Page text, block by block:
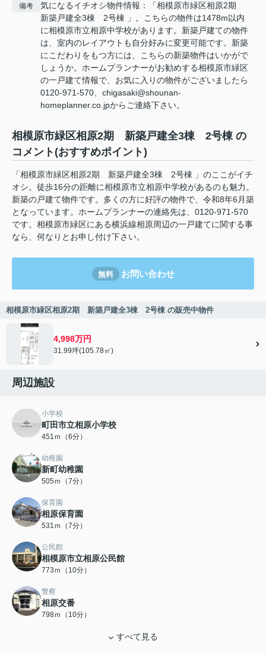
備考
気になるイチオシ物件情報：「相模原市緑区相原2期
新築戸建全3棟 2号棟 」。こちらの物件は1478m以内
に相模原市立相原中学校があります。新築戸建ての物件
は、室内のレイアウトも自分好みに変更可能です。新築
にこだわりをもつ方には、こちらの新築物件はいかがで
しょうか。ホームプランナーがお勧めする相模原市緑区
の一戸建て情報で、お気に入りの物件がございましたら
0120-971-570、chigasaki@shounan-
homeplanner.co.jpからご連絡下さい。
相模原市緑区相原2期 新築戸建全3棟 2号棟 の
コメント(おすすめポイント)
「相模原市緑区相原2期 新築戸建全3棟 2号棟 」のここがイチ
オシ。徒歩16分の距離に相模原市立相原中学校があるのも魅力。
新築の戸建て物件です。多くの方に好評の物件で、令和8年6月築
となっています。ホームプランナーの連絡先は、0120-971-570
です。相模原市緑区にある横浜線相原周辺の一戸建てに関する事
なら、何なりとお申し付け下さい。
無料 お問い合わせ
相模原市緑区相原2期 新築戸建全3棟 2号棟 の販売中物件
4,998万円
31.99坪(105.78㎡)
周辺施設
小学校
町田市立相原小学校
451ｍ（6分）
幼稚園
新町幼稚園
505ｍ（7分）
保育園
相原保育園
531ｍ（7分）
公民館
相模原市立相原公民館
773ｍ（10分）
警察
相原交番
798ｍ（10分）
すべて見る